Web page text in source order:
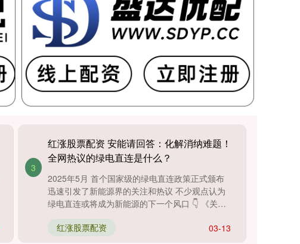
3
红涨股票配资 安能请回答：化解消纳难题！
全网热议的绿电直连是什么？
2025年5月 首个国家级的绿电直连政策正式颁布
迅速引发了新能源界的关注和热议 不少观点认为
绿电直连或将成为新能源的下一个风口 👇 《关于
03-13
红涨股票配资